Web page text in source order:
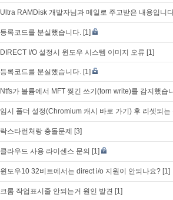
Ultra RAMDisk 개발자님과 메일로 주고받은 내용입니
등록코드를 분실했습니다. [1]
DIRECT I/O 설정시 윈도우 시스템 이미지 오류 [1]
등록코드를 분실했습니다. [1]
Ntfs가 볼륨에서 MFT 찢긴 쓰기(torn write)를 감지했습
임시 폴더 설정(Chromium 캐시 바로 가기) 후 리셋되는
락스타런처랑 충돌문제 [3]
클라우드 사용 라이센스 문의 [1]
윈도우10 32비트에서는 direct i/o 지원이 안되나요? [1]
크롬 작업표시줄 안되는거 원인 발견 [1]